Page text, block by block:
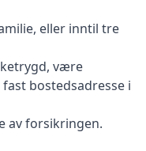
eller inntil tre
være
bostedsadresse i
av forsikringen.